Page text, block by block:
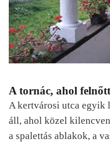
A tornác, ahol
A kertvárosi utca egyik
áll, ahol közel
a spalettás ablakok, a